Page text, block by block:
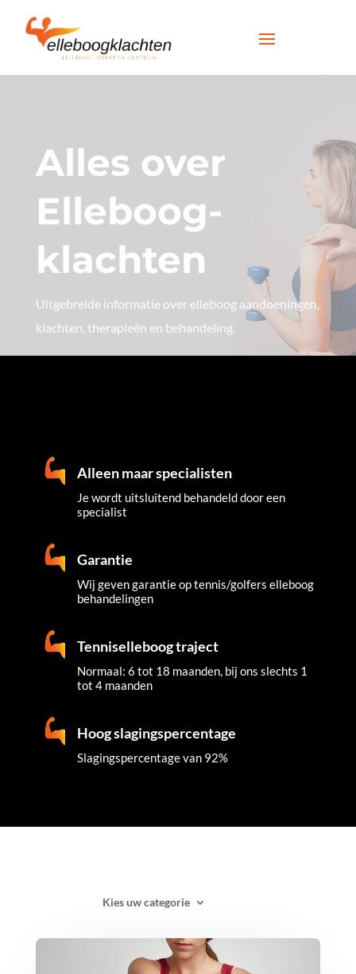
Alles over
Elleboog-
klachten
Uitgebreide informatie over elleboog aandoeningen,
klachten, therapieën en behandeling.
Alleen maar specialisten
Je wordt uitsluitend behandeld door een
specialist
Garantie
Wij geven garantie op tennis/golfers elleboog
behandelingen
Tenniselleboog traject
Normaal: 6 tot 18 maanden, bij ons slechts 1
tot 4 maanden
Hoog slagingspercentage
Slagingspercentage van 92%
Kies uw categorie